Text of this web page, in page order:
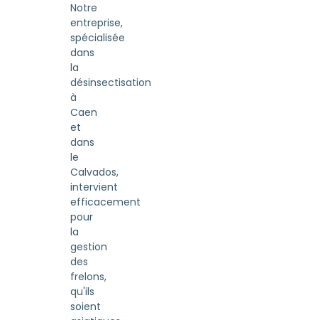
Notre
entreprise,
spécialisée
dans
la
désinsectisation
à
Caen
et
dans
le
Calvados,
intervient
efficacement
pour
la
gestion
des
frelons,
qu'ils
soient